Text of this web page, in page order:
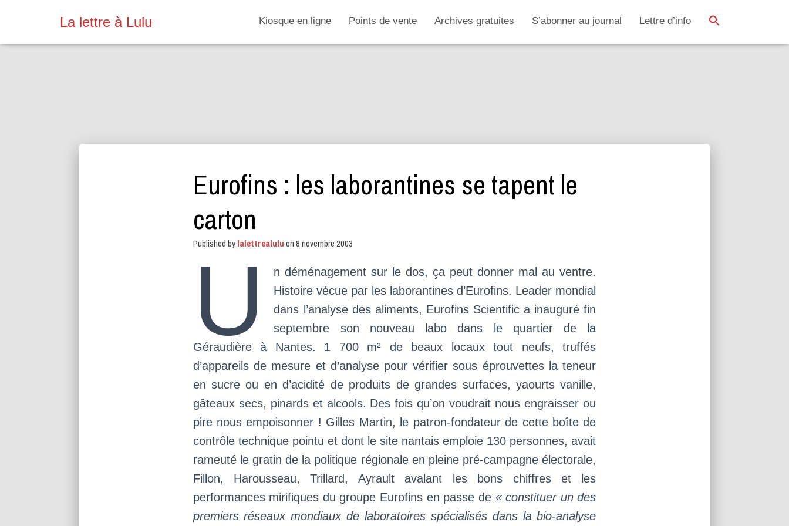
La lettre à Lulu Kiosque en ligne Points de vente Archives gratuites S’abonner au journal Lettre d’info
Eurofins : les laborantines se tapent le
carton
Published bylalettrealuluon8 novembre 2003
U
n déménagement sur le dos, ça peut donner mal au ventre.
Histoire vécue par les laborantines d’Eurofins. Leader mondial
dans l’analyse des aliments, Eurofins Scientific a inauguré fin
septembre son nouveau labo dans le quartier de la
Géraudière à Nantes. 1 700 m² de beaux locaux tout neufs, truffés
d’appareils de mesure et d’analyse pour vérifier sous éprouvettes la teneur
en sucre ou en d’acidité de produits de grandes surfaces, yaourts vanille,
gâteaux secs, pinards et alcools. Des fois qu’on voudrait nous engraisser ou
pire nous empoisonner ! Gilles Martin, le patron-fondateur de cette boîte de
contrôle technique pointu et dont le site nantais emploie 130 personnes, avait
rameuté le gratin de la politique régionale en pleine pré-campagne électorale,
Fillon, Harousseau, Trillard, Ayrault avalant les bons chiffres et les
performances mirifiques du groupe Eurofins en passe de« constituer un des
premiers réseaux mondiaux de laboratoires spécialisés dans la bio-analyse